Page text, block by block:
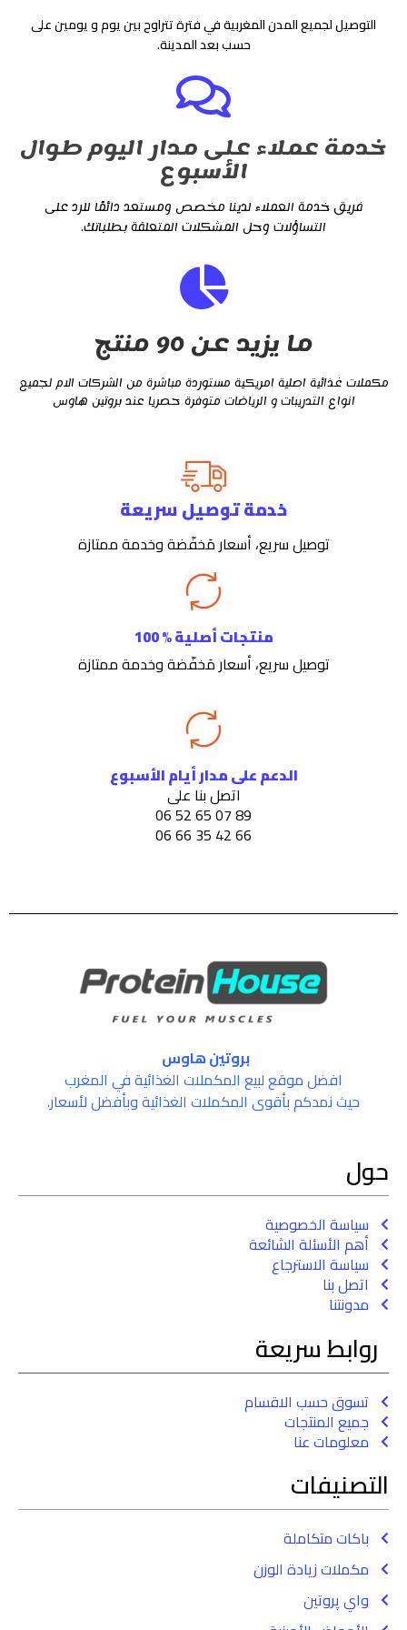
التوصيل لجميع المدن المغربية في فترة تتراوح بين يوم و يومين على
حسب بعد المدينة.
خدمة عملاء على مدار اليوم طوال
الأسبوع
فريق خدمة العملاء لدينا مخصص ومستعد دائمًا للرد على
التساؤلات وحل المشكلات المتعلقة بطلباتك.
ما يزيد عن 90 منتج
مكملات غذائية اصلية امريكية مستوردة مباشرة من الشركات الام لجميع
انواع التدريبات و الرياضات متوفرة حصريا عند بروتين هاوس
خدمة توصيل سريعة
توصيل سريع، أسعار مَخفّضة وخدمة ممتازة
منتجات أصلية % 100
توصيل سريع، أسعار مَخفّضة وخدمة ممتازة
الدعم على مدار أيام الأسبوع
اتصل بنا على
89 07 65 52 06
66 42 35 66 06
بروتين هاوس
افضل موقع لبيع المكملات الغذائية في المغرب
حيث نمدكم بأقوى المكملات الغذائية وبأفضل لأسعار.
حول
سياسة الخصوصية
أهم الأسئلة الشائعة
سياسة الاسترجاع
اتصل بنا
مدونتنا
روابط سريعة
تسوق حسب الاقسام
جميع المنتجات
معلومات عنا
التصنيفات
باكات متكاملة
مكملات زيادة الوزن
واي پروتين